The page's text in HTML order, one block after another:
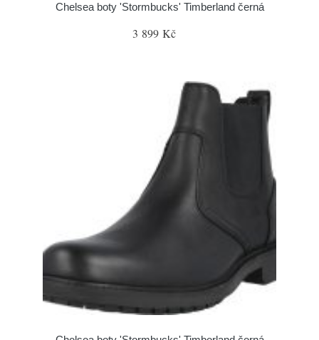
Chelsea boty 'Stormbucks' Timberland černá
3 899 Kč